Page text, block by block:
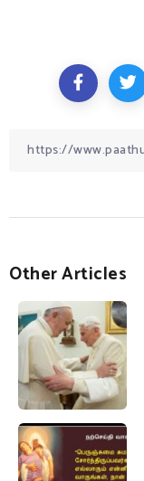
Other Articles